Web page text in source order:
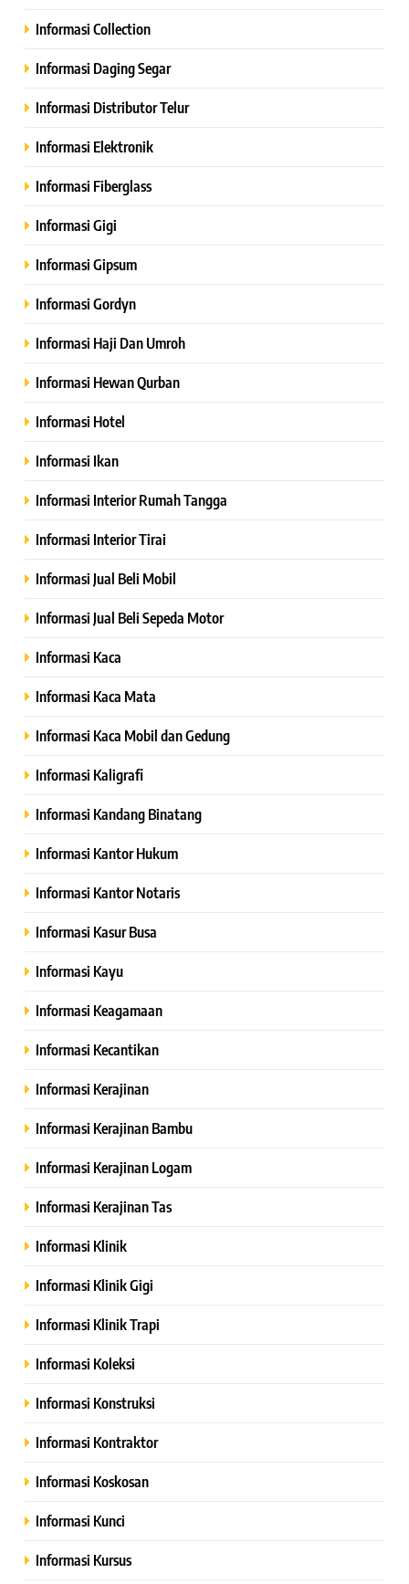
Informasi Collection
Informasi Daging Segar
Informasi Distributor Telur
Informasi Elektronik
Informasi Fiberglass
Informasi Gigi
Informasi Gipsum
Informasi Gordyn
Informasi Haji Dan Umroh
Informasi Hewan Qurban
Informasi Hotel
Informasi Ikan
Informasi Interior Rumah Tangga
Informasi Interior Tirai
Informasi Jual Beli Mobil
Informasi Jual Beli Sepeda Motor
Informasi Kaca
Informasi Kaca Mata
Informasi Kaca Mobil dan Gedung
Informasi Kaligrafi
Informasi Kandang Binatang
Informasi Kantor Hukum
Informasi Kantor Notaris
Informasi Kasur Busa
Informasi Kayu
Informasi Keagamaan
Informasi Kecantikan
Informasi Kerajinan
Informasi Kerajinan Bambu
Informasi Kerajinan Logam
Informasi Kerajinan Tas
Informasi Klinik
Informasi Klinik Gigi
Informasi Klinik Trapi
Informasi Koleksi
Informasi Konstruksi
Informasi Kontraktor
Informasi Koskosan
Informasi Kunci
Informasi Kursus